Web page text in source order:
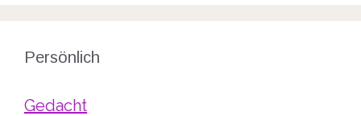
Persönlich
Gedacht